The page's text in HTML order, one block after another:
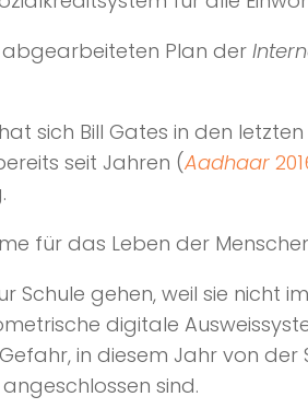
abgearbeiteten Plan der
hat sich Bill Gates in den
seit Jahren (Aadhaar
für das Leben der
Schule gehen, weil sie nicht
digitale
in diesem Jahr von
sind.